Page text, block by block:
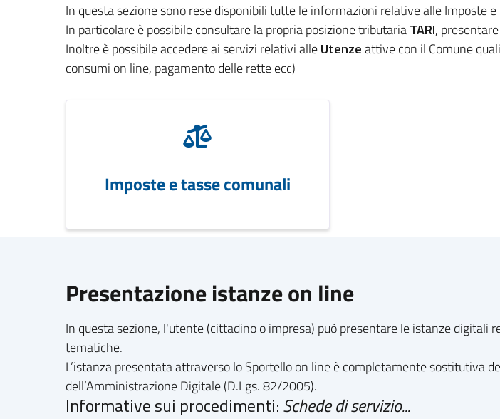
In questa sezione sono rese disponibili tutte le informazioni relative alle Imposte e
In particolare è possibile consultare la propria posizione tributariaTARI,
Inoltre è possibile accedere ai servizi relativi alleUtenzeattive con il Comune quali
consumi on line, pagamento delle rette ecc)
Imposte e tasse comunali
Presentazione istanze on line
In questa sezione, l'utente (cittadino o impresa) può presentare le istanze
tematiche.
L’istanza presentata attraverso lo Sportello on line è completamente sostitutiva
dell’Amministrazione Digitale (D.Lgs. 82/2005).
Informative sui procedimenti:Schede di servizio...